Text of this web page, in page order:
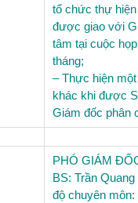
tổ chức thự
được giao với
tâm tại cuộc
tháng;
– Thực hiện
khác khi được
Giám đốc phân
PHÓ GIÁM
BS: Trần
độ chuyên môn: